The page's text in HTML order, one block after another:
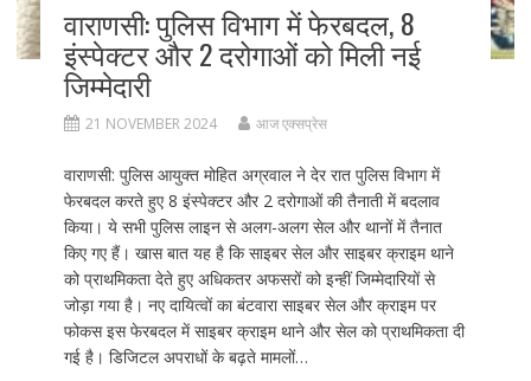
वाराणसी: पुलिस विभाग में फेरबदल, 8
इंस्पेक्टर और 2 दरोगाओं को मिली नई
जिम्मेदारी
21 NOVEMBER 2024 आज एक्सप्रेस
वाराणसी: पुलिस आयुक्त मोहित अग्रवाल ने देर रात पुलिस विभाग में
फेरबदल करते हुए 8 इंस्पेक्टर और 2 दरोगाओं की तैनाती में बदलाव
किया। ये सभी पुलिस लाइन से अलग-अलग सेल और थानों में तैनात
किए गए हैं। खास बात यह है कि साइबर सेल और साइबर क्राइम थाने
को प्राथमिकता देते हुए अधिकतर अफसरों को इन्हीं जिम्मेदारियों से
जोड़ा गया है। नए दायित्वों का बंटवारा साइबर सेल और क्राइम पर
फोकस इस फेरबदल में साइबर क्राइम थाने और सेल को प्राथमिकता दी
गई है। डिजिटल अपराधों के बढ़ते मामलों…